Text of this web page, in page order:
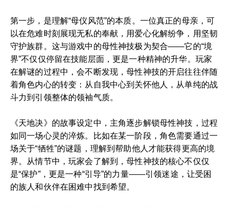
第一步，是理解“母仪风范”的本质。一位真正的母亲，可
以在危难时刻展现无私的奉献，用爱心化解纷争，用坚韧
守护族群。这与游戏中的母性神技极为契合——它的“境
界”不仅仅停留在技能层面，更是一种精神的升华。玩家
在解谜的过程中，会不断发现，母性神技的开启往往伴随
着角色内心的转变：从自我中心到关怀他人，从单纯的战
斗力到引领整体的领袖气质。
《天地决》的故事设定中，主角逐步解锁母性神技，过程
如同一场心灵的淬炼。比如在某一阶段，角色需要通过一
场关于“牺牲”的谜题，理解到帮助他人才能获得更高的境
界。从情节中，玩家会了解到，母性神技的核心不仅仅
是“保护”，更是一种“引导”的力量——引领迷途，让受困
的族人和伙伴在困难中找到希望。